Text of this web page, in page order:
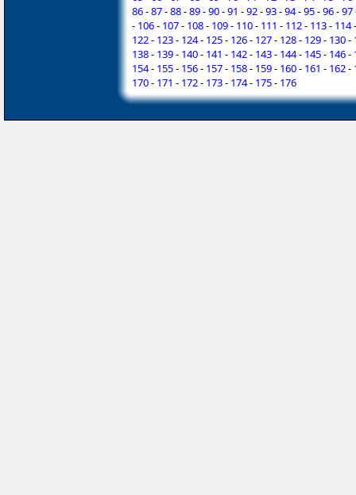
86-87-88-89-90-91 -92-93-94-95-96-97
- 106- 107- 108- 109- 110- 111 - 112- 113- 114
122- 123- 124- 125- 126- 127- 128- 129- 130-
138- 139- 140- 141 - 142- 143- 144- 145- 146-
154- 155- 156- 157- 158- 159- 160- 161 - 162-
170- 171 - 172- 173- 174- 175- 176